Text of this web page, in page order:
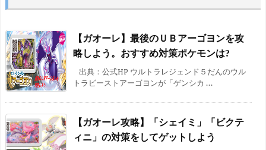
【ガオーレ】最後のＵＢアーゴヨンを攻
略しよう。おすすめ対策ポケモンは?
出典：公式HP ウルトラレジェンド５だんのウル
トラビーストアーゴヨンが「ゲンシカ ...
【ガオーレ攻略】「シェイミ」「ビクテ
ィニ」の対策をしてゲットしよう